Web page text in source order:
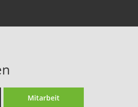
Mitarbeit